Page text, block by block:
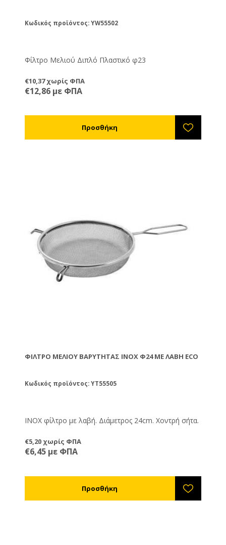
Κωδικός προϊόντος: YW55502
Φίλτρο Μελιού Διπλό Πλαστικό φ23
€10,37 χωρίς ΦΠΑ
€12,86 με ΦΠΑ
ΦΊΛΤΡΟ ΜΕΛΙΟΎ ΒΑΡΎΤΗΤΑΣ ΙΝΟΧ Φ24 ΜΕ ΛΑΒΉ ECO
Κωδικός προϊόντος: YT55505
ΙΝΟΧ φίλτρο με λαβή. Διάμετρος 24cm. Χοντρή σήτα.
€5,20 χωρίς ΦΠΑ
€6,45 με ΦΠΑ